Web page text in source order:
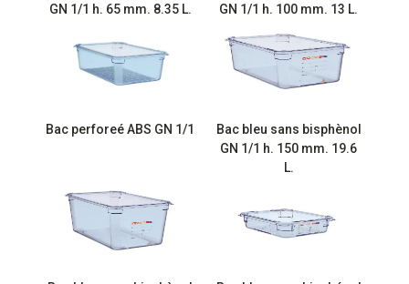
GN 1/1 h. 65 mm. 8.35 L.
GN 1/1 h. 100 mm. 13 L.
Bac perforeé ABS GN 1/1
Bac bleu sans bisphènol
GN 1/1 h. 150 mm. 19.6
L.